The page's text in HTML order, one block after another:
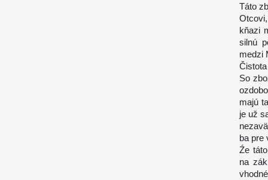
Táto
kňazi
silnú
medzi
Čistota
So
majú
je už
ba pre
Źe
na